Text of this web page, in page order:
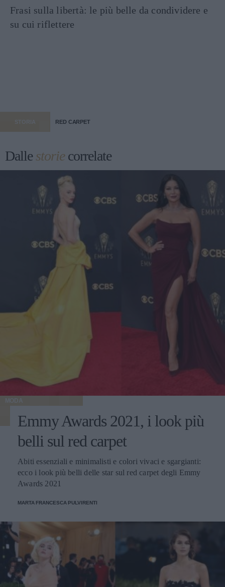
Frasi sulla libertà: le più belle da condividere e
su cui riflettere
STORIA RED CARPET
Dallestoriecorrelate
MODA
Emmy Awards 2021, i look più
belli sul red carpet
Abiti essenziali e minimalisti e colori vivaci e sgargianti:
ecco i look più belli delle star sul red carpet degli Emmy
Awards 2021
MARTA FRANCESCA PULVIRENTI